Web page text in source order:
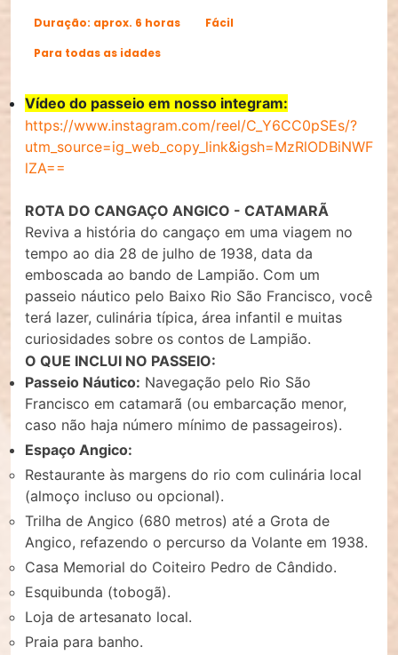
Duração: aprox. 6 horas
Fácil
Para todas as idades
Vídeo do passeio em nosso integram:
https://www.instagram.com/reel/C_Y6CC0pSEs/?
utm_source=ig_web_copy_link&igsh=MzRlODBiNWF
lZA==
ROTA DO CANGAÇO ANGICO - CATAMARÃ
Reviva a história do cangaço em uma viagem no
tempo ao dia 28 de julho de 1938, data da
emboscada ao bando de Lampião. Com um
passeio náutico pelo Baixo Rio São Francisco, você
terá lazer, culinária típica, área infantil e muitas
curiosidades sobre os contos de Lampião.
O QUE INCLUI NO PASSEIO:
Passeio Náutico: Navegação pelo Rio São
Francisco em catamarã (ou embarcação menor,
caso não haja número mínimo de passageiros).
Espaço Angico:
Restaurante às margens do rio com culinária local
(almoço incluso ou opcional).
Trilha de Angico (680 metros) até a Grota de
Angico, refazendo o percurso da Volante em 1938.
Casa Memorial do Coiteiro Pedro de Cândido.
Esquibunda (tobogã).
Loja de artesanato local.
Praia para banho.